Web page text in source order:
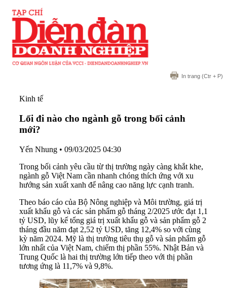
In trang (Ctr + P)
Kinh tế
Lối đi nào cho ngành gỗ trong bối cảnh
mới?
Yến Nhung • 09/03/2025 04:30
Trong bối cảnh yêu cầu từ thị trường ngày càng khắt khe,
ngành gỗ Việt Nam cần nhanh chóng thích ứng với xu
hướng sản xuất xanh để nâng cao năng lực cạnh tranh.
Theo báo cáo của Bộ Nông nghiệp và Môi trường, giá trị
xuất khẩu gỗ và các sản phẩm gỗ tháng 2/2025 ước đạt 1,1
tỷ USD, lũy kế tổng giá trị xuất khẩu gỗ và sản phẩm gỗ 2
tháng đầu năm đạt 2,52 tỷ USD, tăng 12,4% so với cùng
kỳ năm 2024. Mỹ là thị trường tiêu thụ gỗ và sản phẩm gỗ
lớn nhất của Việt Nam, chiếm thị phần 55%. Nhật Bản và
Trung Quốc là hai thị trường lớn tiếp theo với thị phần
tương ứng là 11,7% và 9,8%.